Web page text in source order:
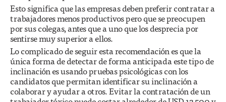
Esto significa que las empresas deben preferir contratar a
trabajadores menos productivos pero que se preocupen
por sus colegas, antes que a uno que los desprecia por
sentirse muy superior a ellos.
Lo complicado de seguir esta recomendación es que la
única forma de detectar de forma anticipada este tipo de
inclinación es usando pruebas psicológicas con los
candidatos que permitan identificar su inclinación a
colaborar y ayudar a otros. Evitar la contratación de un